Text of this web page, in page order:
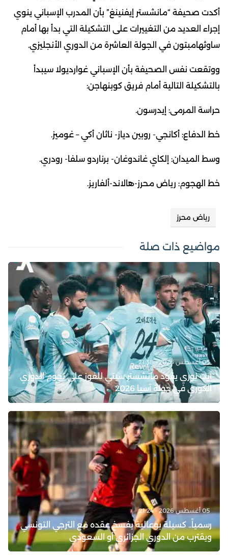
أكدت صحيفة “مانشستر إيفنينغ” بأن المدرب الإسباني ينوي
إجراء العديد من التغييرات على التشكيلة التي بدأ بها أمام
ساوثهامبتون في الجولة العاشرة من الدوري الأنجليزي.
ووتقعت نفس الصحيفة بأن الإسباني غوارديولا سيبدأ
بالتشكيلة التالية أمام فريق كوبنهاجن:
حراسة المرمى: إيدرسون.
خط الدفاع: أكانجي- روبين دياز- ناثان أكي – غوميز.
وسط الميدان: إلكاي غاندوغان- برناردو سلفا- رودري.
خط الهجوم: رياض محرز-هالاند-ألفاريز.
رياض محرز
مواضيع ذات صلة
05 أغسطس 2026 - 21:38
آيت نوري يقود مانشستر سيتي للفوز على نجوم الدوري
الكوري في جولة آسيا 2026
05 أغسطس 2026 - 21:24
رسمياً.. كسيلة بوعالية يفسخ عقده مع الترجي التونسي
ويقترب من الدوري الجزائري أو السعودي